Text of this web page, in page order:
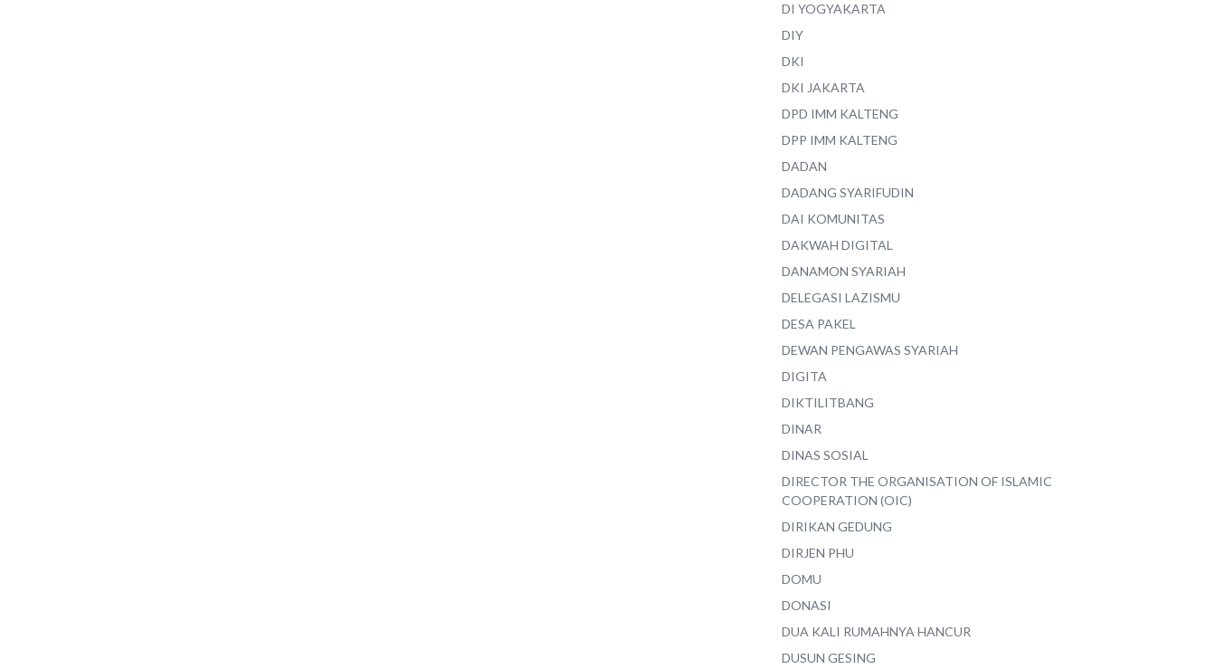
DI YOGYAKARTA
DIY
DKI
DKI JAKARTA
DPD IMM KALTENG
DPP IMM KALTENG
DADAN
DADANG SYARIFUDIN
DAI KOMUNITAS
DAKWAH DIGITAL
DANAMON SYARIAH
DELEGASI LAZISMU
DESA PAKEL
DEWAN PENGAWAS SYARIAH
DIGITA
DIKTILITBANG
DINAR
DINAS SOSIAL
DIRECTOR THE ORGANISATION OF ISLAMIC
COOPERATION (OIC)
DIRIKAN GEDUNG
DIRJEN PHU
DOMU
DONASI
DUA KALI RUMAHNYA HANCUR
DUSUN GESING